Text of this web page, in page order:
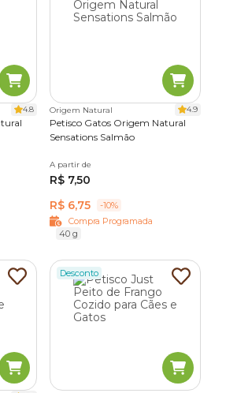
4.8 Origem Natural 4.9
Petisco Gatos Origem Natural
Sensations Salmão
A partir de
R$ 7,50
R$ 6,75
-10%
Compra Programada
40 g
Desconto